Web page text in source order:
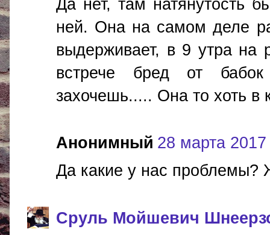
Да нет, там натянутость
ней. Она на самом деле
выдерживает, в 9 утра на
встрече бред от
захочешь..... Она то хоть
Анонимный 28 марта 2017
Да какие у нас проблемы?
Сруль Мойшевич